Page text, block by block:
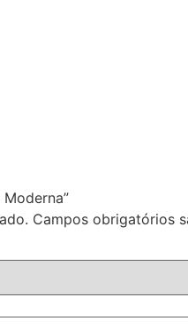
Campos obrigatórios